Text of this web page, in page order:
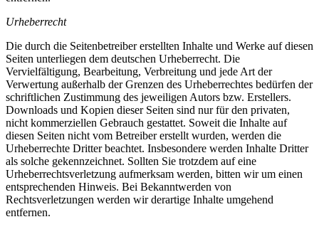
Urheberrecht
Die durch die Seitenbetreiber erstellten Inhalte und Werke auf diesen
Seiten unterliegen dem deutschen Urheberrecht. Die
Vervielfältigung, Bearbeitung, Verbreitung und jede Art der
Verwertung außerhalb der Grenzen des Urheberrechtes bedürfen der
schriftlichen Zustimmung des jeweiligen Autors bzw. Erstellers.
Downloads und Kopien dieser Seiten sind nur für den privaten,
nicht kommerziellen Gebrauch gestattet. Soweit die Inhalte auf
diesen Seiten nicht vom Betreiber erstellt wurden, werden die
Urheberrechte Dritter beachtet. Insbesondere werden Inhalte Dritter
als solche gekennzeichnet. Sollten Sie trotzdem auf eine
Urheberrechtsverletzung aufmerksam werden, bitten wir um einen
entsprechenden Hinweis. Bei Bekanntwerden von
Rechtsverletzungen werden wir derartige Inhalte umgehend
entfernen.